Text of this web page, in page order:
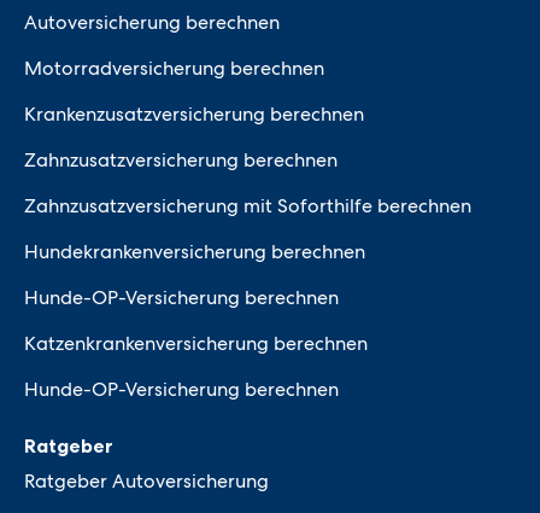
Autoversicherung berechnen
Motorradversicherung berechnen
Krankenzusatzversicherung berechnen
Zahnzusatzversicherung berechnen
Zahnzusatzversicherung mit Soforthilfe berechnen
Hundekrankenversicherung berechnen
Hunde-OP-Versicherung berechnen
Katzenkrankenversicherung berechnen
Hunde-OP-Versicherung berechnen
Ratgeber
Ratgeber Autoversicherung